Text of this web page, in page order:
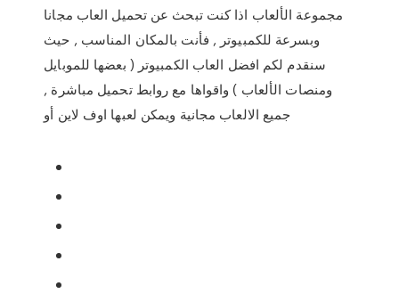
مجموعة الألعاب اذا كنت تبحث عن تحميل العاب مجانا
وبسرعة للكمبيوتر , فأنت بالمكان المناسب , حيث
سنقدم لكم افضل العاب الكمبيوتر ( بعضها للموبايل
ومنصات الألعاب ) واقواها مع روابط تحميل مباشرة ,
جميع الالعاب مجانية ويمكن لعبها اوف لاين أو